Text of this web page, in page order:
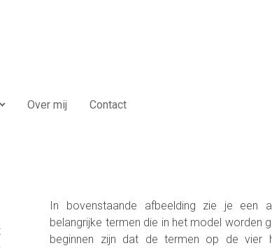
Over mij Contact
In bovenstaande afbeelding zie je een
belangrijke termen die in het model worden
beginnen zijn dat de termen op de vier